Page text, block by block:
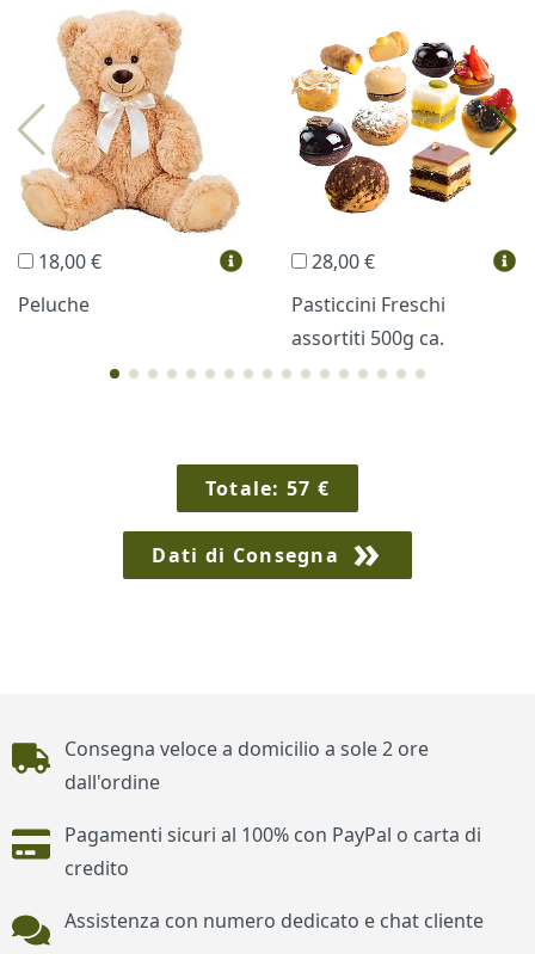
I più scelti
Profumi Collane Lussoni®
Trudi® THUN®
Regali Personalizzati
18,00 €
Peluche
28,00 €
Pasticcini Freschi
assortiti 500g ca.
Totale:57 €
Dati di Consegna
Piè di pagina
Consegna veloce a domicilio a sole 2 ore
dall'ordine
Pagamenti sicuri al 100% con PayPal o carta di
credito
Assistenza con numero dedicato e chat cliente